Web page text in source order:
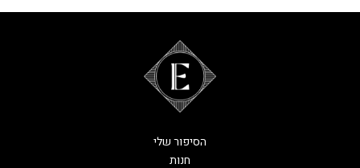
הסיפור שלי
חנות